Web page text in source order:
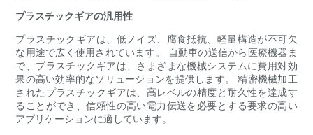
プラスチックギアの汎用性
プラスチックギアは、低ノイズ、腐食抵抗、軽量構造が不可欠
な用途で広く使用されています。 自動車の送信から医療機器ま
で、プラスチックギアは、さまざまな機械システムに費用対効
果の高い効率的なソリューションを提供します。 精密機械加工
されたプラスチックギアは、高レベルの精度と耐久性を達成す
ることができ、信頼性の高い電力伝送を必要とする要求の高い
アプリケーションに適しています。